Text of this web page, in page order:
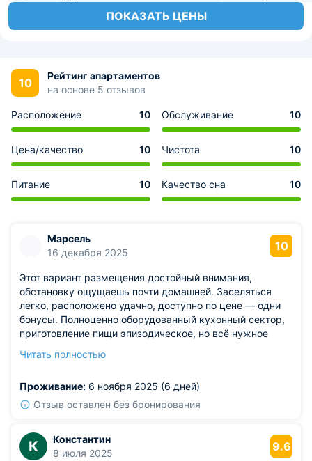
ПОКАЗАТЬ ЦЕНЫ
10
Рейтинг апартаментов
на основе 5 отзывов
Расположение 10 Обслуживание 10
Цена/качество 10 Чистота 10
Питание 10 Качество сна 10
Марсель
16 декабря 2025
10
Этот вариант размещения достойный внимания,
обстановку ощущаешь почти домашней. Заселяться
легко, расположено удачно, доступно по цене — одни
бонусы. Полноценно оборудованный кухонный сектор,
приготовление пищи эпизодическое, но всё нужное
комната, полный покой. Всё устроило, впечатлен
Читать полностью
Проживание: 6 ноября 2025 (6 дней)
Отзыв оставлен без бронирования
К
Константин
8 июля 2025
9.6